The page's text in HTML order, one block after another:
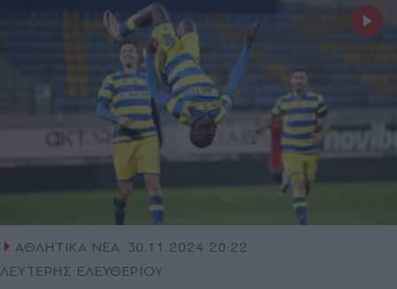
ΑΘΛΗΤΙΚΑ ΝΕΑ 30.11.2024 20:22
ΛΕΥΤΕΡΗΣ ΕΛΕΥΘΕΡΙΟΥ